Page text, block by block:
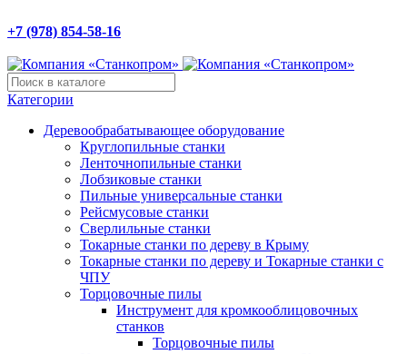
+7 (978) 854-58-16
Категории
Деревообрабатывающее оборудование
Круглопильные станки
Ленточнопильные станки
Лобзиковые станки
Пильные универсальные станки
Рейсмусовые станки
Сверлильные станки
Токарные станки по дереву в Крыму
Токарные станки по дереву и Токарные станки с
ЧПУ
Торцовочные пилы
Инструмент для кромкооблицовочных
станков
Торцовочные пилы